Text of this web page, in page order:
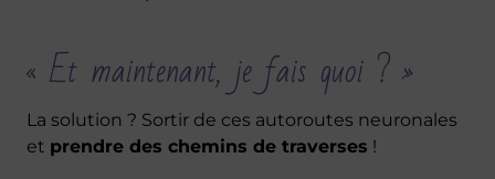
« Et maintenant, je fais quoi ? »
La solution ? Sortir de ces autoroutes neuronales
et prendre des chemins de traverses !